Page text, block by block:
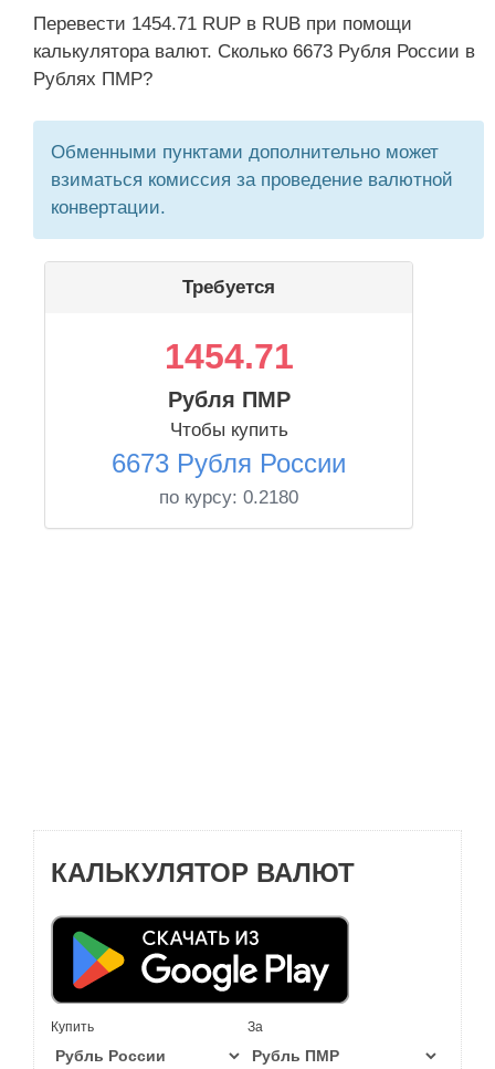
Перевести 1454.71 RUP в RUB при помощи
калькулятора валют. Сколько 6673 Рубля России в
Рублях ПМР?
Обменными пунктами дополнительно может
взиматься комиссия за проведение валютной
конвертации.
Требуется
1454.71
Рубля ПМР
Чтобы купить
6673 Рубля России
по курсу: 0.2180
КАЛЬКУЛЯТОР ВАЛЮТ
Купить За